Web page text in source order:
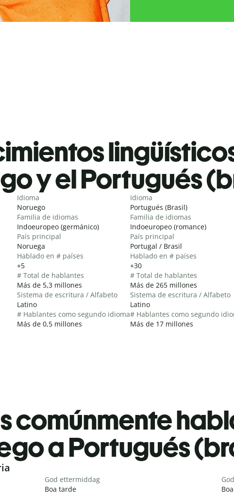
y el Portugués
Idioma
Noruego
Familia de idiomas
Indoeuropeo (germánico)
País principal
Noruega
Hablado en # países
+5
# Total de hablantes
Más de 5,3 millones
Sistema de escritura / Alfabeto
Latino
# Hablantes como segundo idioma
Más de 0,5 millones
Idioma
Portugués (Brasil)
Familia de idiomas
Indoeuropeo (romance)
País principal
Portugal / Brasil
Hablado en # países
+30
# Total de hablantes
Más de 265 millones
Sistema de escritura / Alfabeto
Latino
# Hablantes como segundo
Más de 17 millones
comúnmente
a Portugués
God ettermiddag
Boa tarde